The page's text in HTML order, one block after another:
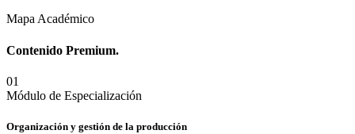
Mapa Académico
Contenido Premium.
01
Módulo de Especialización
Organización y gestión de la producción